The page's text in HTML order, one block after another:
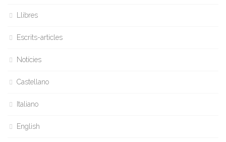
Llibres
Escrits-articles
Notícies
Castellano
Italiano
English